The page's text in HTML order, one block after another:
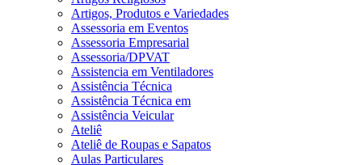
Artigos, Produtos e Variedades
Assessoria em Eventos
Assessoria Empresarial
Assessoria/DPVAT
Assistencia em Ventiladores
Assistência Técnica
Assistência Técnica em
Assistência Veicular
Ateliê
Ateliê de Roupas e Sapatos
Aulas Particulares